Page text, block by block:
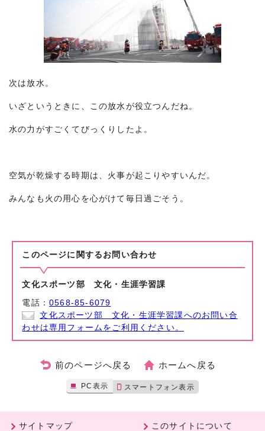
次は放水。
いざというときに、この放水が役立つんだね。
水の力がすごくてびっくりしたよ。
空気が乾燥する時期は、火事が起こりやすいんだ。
みんなも火の用心を心がけて毎日過ごそう。
このページに関する お問い合わせ
文化スポーツ部 文化・生涯学習課
電話：0568-85-6079
文化スポーツ部 文化・生涯学習課へのお問い合
わせは専用フォームをご利用ください。
前のページへ戻る ホームへ戻る
PC表示 スマートフォン表示
サイトマップ
このサイトについて